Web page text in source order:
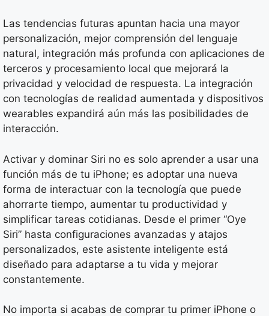
Las tendencias futuras apuntan hacia una mayor
personalización, mejor comprensión del lenguaje
natural, integración más profunda con aplicaciones de
terceros y procesamiento local que mejorará la
privacidad y velocidad de respuesta. La integración
con tecnologías de realidad aumentada y dispositivos
wearables expandirá aún más las posibilidades de
interacción.
Activar y dominar Siri no es solo aprender a usar una
función más de tu iPhone; es adoptar una nueva
forma de interactuar con la tecnología que puede
ahorrarte tiempo, aumentar tu productividad y
simplificar tareas cotidianas. Desde el primer “Oye
Siri” hasta configuraciones avanzadas y atajos
personalizados, este asistente inteligente está
diseñado para adaptarse a tu vida y mejorar
constantemente.
No importa si acabas de comprar tu primer iPhone o